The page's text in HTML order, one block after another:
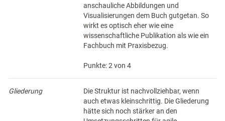
anschauliche Abbildungen und
Visualisierungen dem Buch gutgetan. So
wirkt es optisch eher wie eine
wissenschaftliche Publikation als wie ein
Fachbuch mit Praxisbezug.
Punkte: 2 von 4
Gliederung
Die Struktur ist nachvollziehbar, wenn
auch etwas kleinschrittig. Die Gliederung
hätte sich noch stärker an den